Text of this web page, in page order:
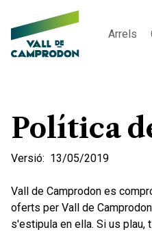
Arrels
Política
Versió: 13/05/2019
Vall de Camprodon es
oferts per Vall de
s'estipula en ella. Si us plau,